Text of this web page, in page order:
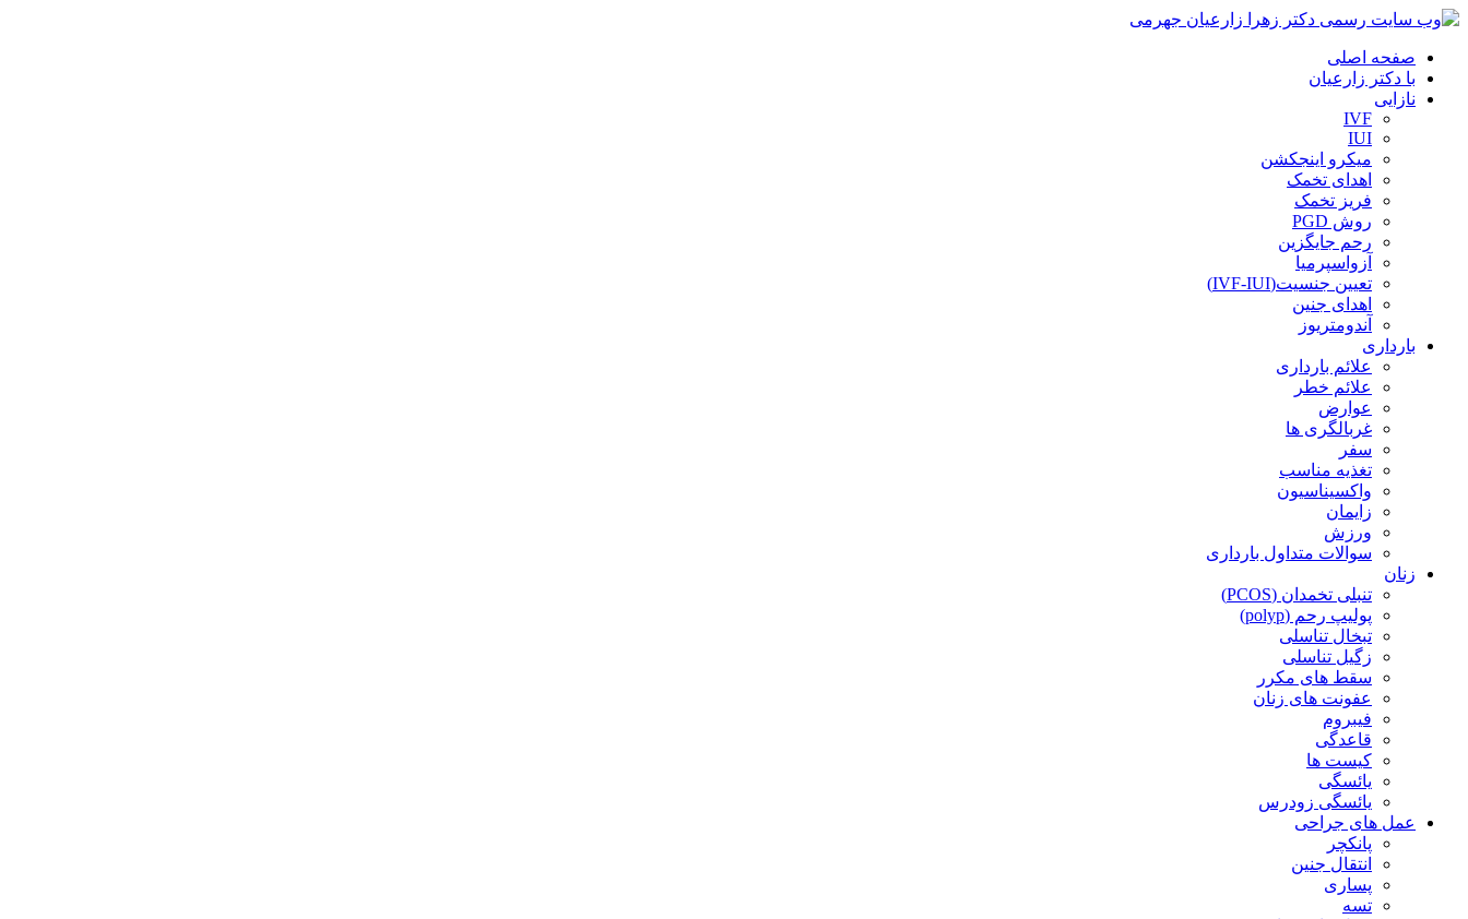
صفحه اصلی
با دکتر زارعیان
نازایی
IVF
IUI
میکرو اینجکشن
اهدای تخمک
فریز تخمک
روش PGD
رحم جایگزین
آزواسپرمیا
تعیین جنسیت(IVF-IUI)
اهدای جنین
آندومتریوز
بارداری
علائم بارداری
علائم خطر
عوارض
غربالگری ها
سفر
تغذیه مناسب
واکسیناسیون
زایمان
ورزش
سوالات متداول بارداری
زنان
تنبلی تخمدان (PCOS)
پولیپ رحم (polyp)
تبخال تناسلی
زگیل تناسلی
سقط های مکرر
عفونت های زنان
فیبروم
قاعدگی
کیست ها
یائسگی
یائسگی زودرس
عمل های جراحی
پانکچر
انتقال جنین
پساری
تسه